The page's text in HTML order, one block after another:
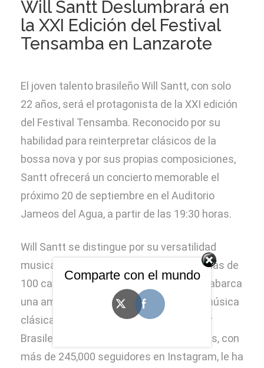
Convocatoria RSC
Will Santt Deslumbrará en
la XXI Edición del Festival
Tensamba en Lanzarote
El joven talento brasileño Will Santt, con solo
22 años, será el protagonista de la XXI edición
del Festival Tensamba. Reconocido por su
habilidad para reinterpretar clásicos de la
bossa nova y por sus propias composiciones,
Santt ofrecerá un concierto memorable el
próximo 20 de septiembre en el Auditorio
Jameos del Agua, a partir de las 19:30 horas.
Will Santt se distingue por su versatilidad
musical. Con un repertorio que incluye más de
100 canciones y 40 poemas, su música abarca
una amplia gama de géneros, desde la música
clásica y el rock hasta la Música Popular
Brasileña. Su presencia en redes sociales, con
más de 245,000 seguidores en Instagram, le ha
Comparte con el mundo